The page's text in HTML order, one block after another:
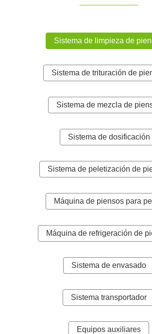
Sistema de limpieza de
Sistema de trituración de
Sistema de mezcla de
Sistema de dosificación
Sistema de peletización de
Máquina de piensos para
Máquina de refrigeración de
Sistema de envasado
Sistema transportador
Equipos auxiliares